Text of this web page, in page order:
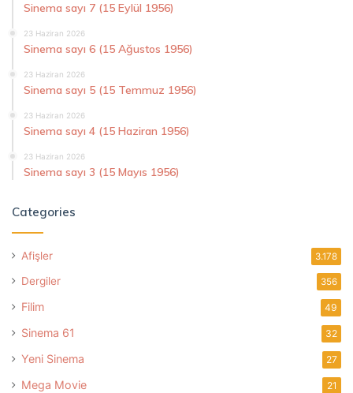
Sinema sayı 7 (15 Eylül 1956)
23 Haziran 2026
Sinema sayı 6 (15 Ağustos 1956)
23 Haziran 2026
Sinema sayı 5 (15 Temmuz 1956)
23 Haziran 2026
Sinema sayı 4 (15 Haziran 1956)
23 Haziran 2026
Sinema sayı 3 (15 Mayıs 1956)
Categories
Afişler 3.178
Dergiler 356
Filim 49
Sinema 61 32
Yeni Sinema 27
Mega Movie 21